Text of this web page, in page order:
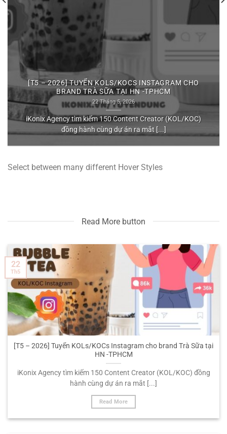
[T5 – 2026] TUYỂN KOLS/KOCS INSTAGRAM CHO
BRAND TRÀ SỮA TẠI HN -TPHCM
22 Tháng 5, 2026
iKonix Agency tìm kiếm 150 Content Creator (KOL/KOC)
đồng hành cùng dự án ra mắt [...]
Select between many different Hover Styles
Read More button
[T5 – 2026] Tuyển KOLs/KOCs Instagram cho brand Trà Sữa tại
HN -TPHCM
iKonix Agency tìm kiếm 150 Content Creator (KOL/KOC) đồng
hành cùng dự án ra mắt [...]
Read More
22
Th5